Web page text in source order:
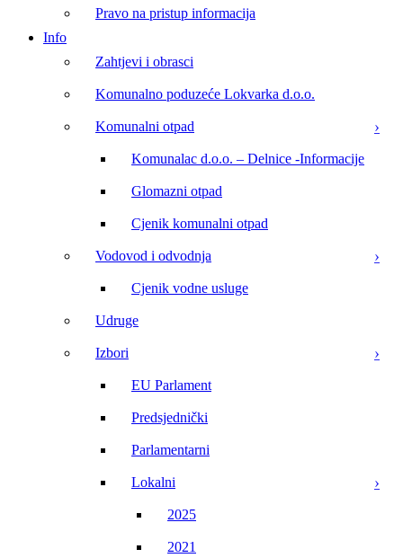
Pravo na pristup informacija
Info
Zahtjevi i obrasci
Komunalno poduzeće Lokvarka d.o.o.
Komunalni otpad
Komunalac d.o.o. – Delnice -Informacije
Glomazni otpad
Cjenik komunalni otpad
Vodovod i odvodnja
Cjenik vodne usluge
Udruge
Izbori
EU Parlament
Predsjednički
Parlamentarni
Lokalni
2025
2021